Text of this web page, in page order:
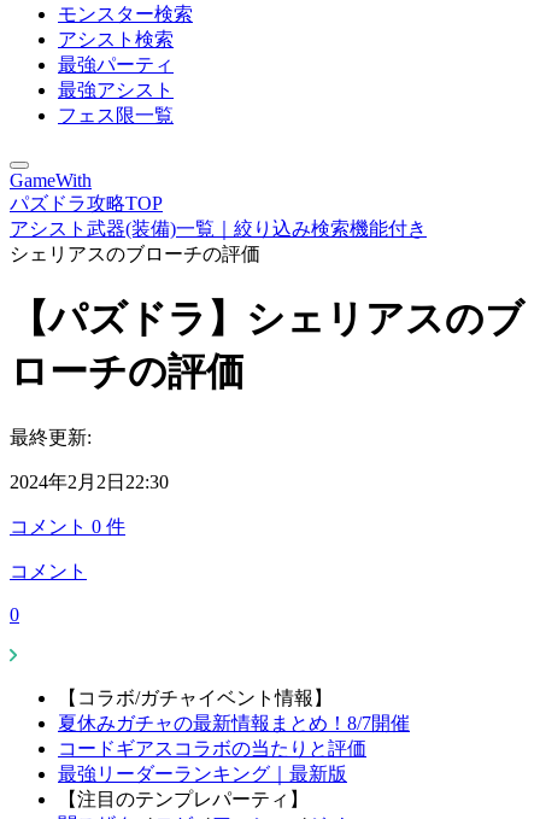
モンスター検索
アシスト検索
最強パーティ
最強アシスト
フェス限一覧
GameWith
パズドラ攻略TOP
アシスト武器(装備)一覧｜絞り込み検索機能付き
シェリアスのブローチの評価
【パズドラ】シェリアスのブ
ローチの評価
最終更新:
2024年2月2日22:30
コメント 0 件
コメント
0
【コラボ/ガチャイベント情報】
夏休みガチャの最新情報まとめ！8/7開催
コードギアスコラボの当たりと評価
最強リーダーランキング｜最新版
【注目のテンプレパーティ】